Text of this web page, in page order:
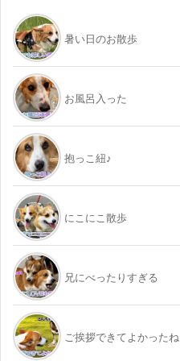
暑い日のお散歩
お風呂入った
抱っこ紐♪
にこにこ散歩
兄にべったりすぎる
ご挨拶できてよかったね